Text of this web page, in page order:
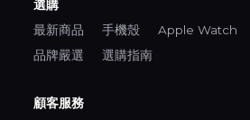
選購
最新商品 手機殼 Apple Watch
品牌嚴選
選購指南
顧客服務